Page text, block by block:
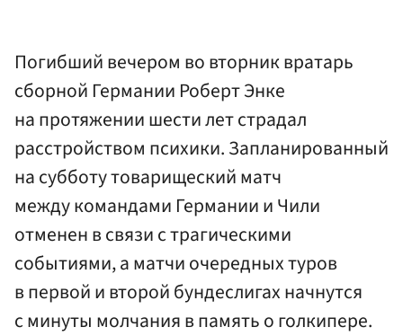
Погибший вечером во вторник вратарь
сборной Германии Роберт Энке
на протяжении шести лет страдал
расстройством психики. Запланированный
на субботу товарищеский матч
между командами Германии и Чили
отменен в связи с трагическими
событиями, а матчи очередных туров
в первой и второй бундеслигах начнутся
с минуты молчания в память о голкипере.